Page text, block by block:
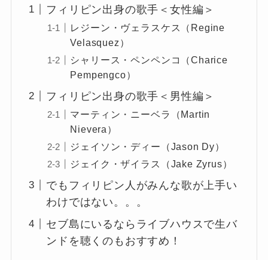
フィリピン出身の歌手＜女性編＞
レジーン・ヴェラスケス（Regine
Velasquez）
シャリース・ペンペンコ（Charice
Pempengco）
フィリピン出身の歌手＜男性編＞
マーティン・ニーベラ（Martin
Nievera）
ジェイソン・ディー（Jason Dy）
ジェイク・ザイラス（Jake Zyrus）
でもフィリピン人がみんな歌が上手い
わけではない。。。
セブ島にいるならライブハウスで生バ
ンドを聴くのもおすすめ！